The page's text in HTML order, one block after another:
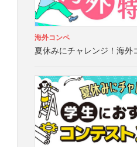
海外コンペ
夏休みにチャレンジ！海外